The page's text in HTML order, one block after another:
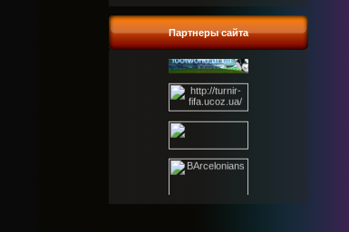
Партнеры сайта